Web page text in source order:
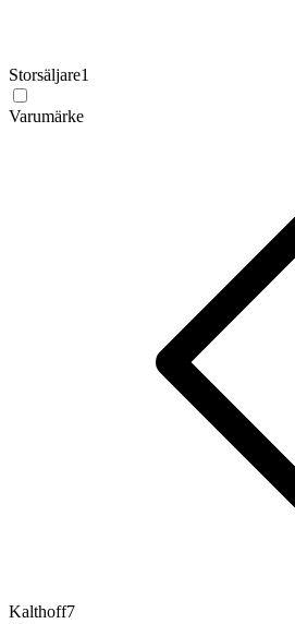
Storsäljare1
Varumärke
Kalthoff7